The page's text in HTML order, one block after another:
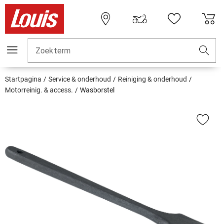
Zoekterm
Startpagina Service & onderhoud
Reiniging & onderhoud
Motorreinig. & access.
Wasborstel